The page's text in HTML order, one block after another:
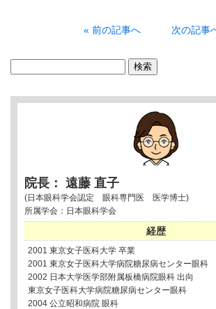
« 前の記事へ 次の記事
院長： 遠藤 直子
(日本眼科学会認定 眼科専門医 医学博士)
所属学会：日本眼科学会
経歴
2001 東京女子医科大学 卒業
2001 東京女子医科大学病院糖尿病センター眼科
2002 日本大学医学部附属板橋病院眼科 出向
東京女子医科大学病院糖尿病センター眼科
2004 公立昭和病院 眼科